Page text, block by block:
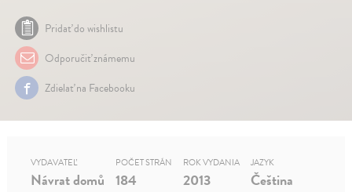
Pridať do wishlistu
Odporučiť známemu
Zdielať na Facebooku
VYDAVATEĽ
Návrat domů
POČET STRÁN
184
ROK VYDANIA
2013
JAZYK
Čeština